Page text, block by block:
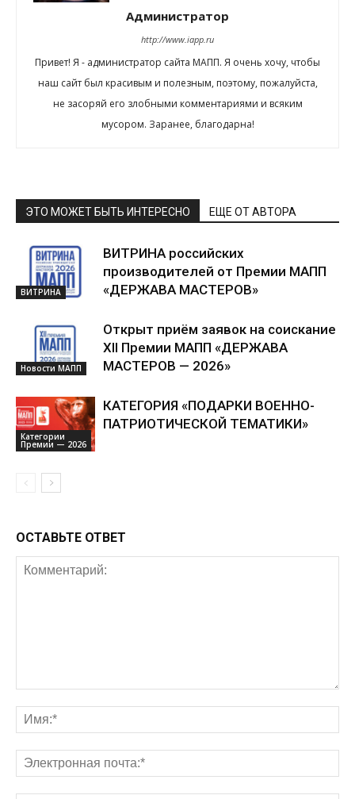
Администратор
http://www.iapp.ru
Привет! Я - администратор сайта МАПП. Я очень хочу, чтобы
наш сайт был красивым и полезным, поэтому, пожалуйста,
не засоряй его злобными комментариями и всяким
мусором. Заранее, благодарна!
ЭТО МОЖЕТ БЫТЬ ИНТЕРЕСНО ЕЩЕ ОТ АВТОРА
ВИТРИНА
ВИТРИНА российских
производителей от Премии МАПП
«ДЕРЖАВА МАСТЕРОВ»
Новости МАПП
Открыт приём заявок на соискание
XII Премии МАПП «ДЕРЖАВА
МАСТЕРОВ — 2026»
Категории
Премии — 2026
КАТЕГОРИЯ «ПОДАРКИ ВОЕННО-
ПАТРИОТИЧЕСКОЙ ТЕМАТИКИ»
ОСТАВЬТЕ ОТВЕТ